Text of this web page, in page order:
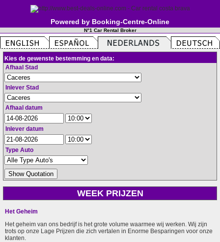
Powered by Booking-Centre-Online
N°1 Car Rental Broker
Kies de gewenste bestemming en data:
Afhaal Stad
Inlever Stad
Afhaal datum
Inlever datum
Type Auto
WEEK PRIJZEN
Het Geheim
Het geheim van ons bedrijf is het grote volume waarmee wij werken. Wij zijn
trots op onze Lage Prijzen die zich vertalen in Enorme Besparingen voor onze
klanten.